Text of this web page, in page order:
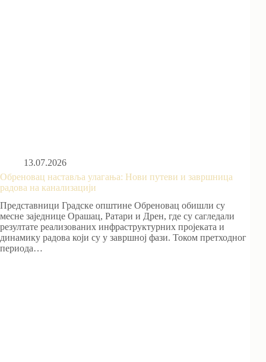
13.07.2026
Обреновац наставља улагања: Нови путеви и завршница
радова на канализацији
Представници Градске општине Обреновац обишли су
месне заједнице Орашац, Ратари и Дрен, где су сагледали
резултате реализованих инфраструктурних пројеката и
динамику радова који су у завршној фази. Током претходног
периода…